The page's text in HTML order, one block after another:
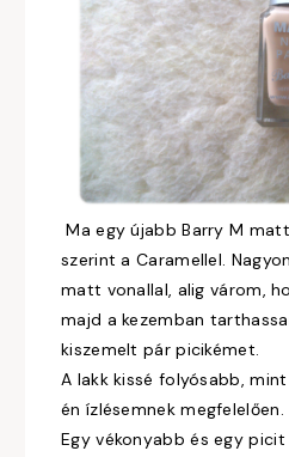
Ma egy újabb Barry M
szerint a Caramellel.
matt vonallal, alig várom,
majd a kezemban
kiszemelt pár picikémet.
A lakk kissé folyósabb,
én ízlésemnek megfelelően.
Egy vékonyabb és egy